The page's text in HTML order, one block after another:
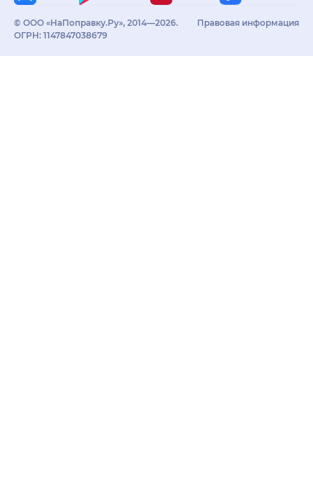
© ООО «НаПоправку.Ру», 2014—2026.
ОГРН: 1147847038679
Правовая информация